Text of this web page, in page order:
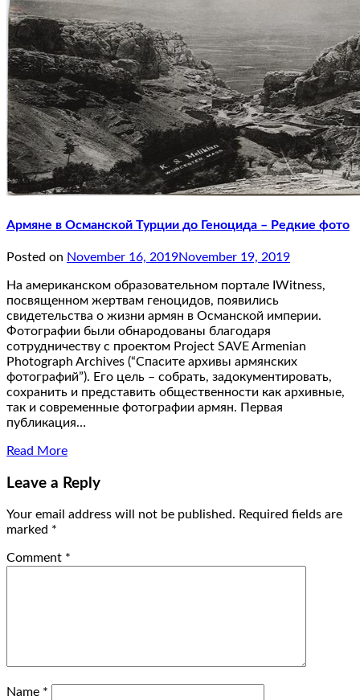
Армяне в Османской Турции до Геноцида – Редкие фото
Posted on November 16, 2019November 19, 2019
На американском образовательном портале IWitness,
посвященном жертвам геноцидов, появились
свидетельства о жизни армян в Османской империи.
Фотографии были обнародованы благодаря
сотрудничеству с проектом Project SAVE Armenian
Photograph Archives (“Спасите архивы армянских
фотографий”). Его цель – собрать, задокументировать,
сохранить и представить общественности как архивные,
так и современные фотографии армян. Первая
публикация…
Read More
Leave a Reply
Your email address will not be published. Required fields are
marked *
Comment *
Name *